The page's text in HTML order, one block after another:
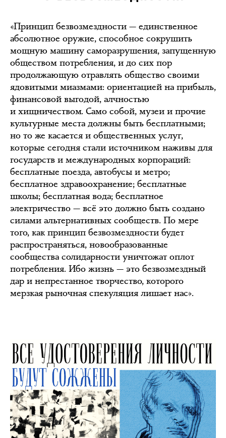
«Принцип безвозмездности — единственное
абсолютное оружие, способное сокрушить
мощную машину саморазрушения, запущенную
обществом потребления, и до сих пор
продолжающую отравлять общество своими
ядовитыми миазмами: ориентацией на прибыль,
финансовой выгодой, алчностью
и хищничеством. Само собой, музеи и прочие
культурные места должны быть бесплатными;
но то же касается и общественных услуг,
которые сегодня стали источником наживы для
государств и международных корпораций:
бесплатные поезда, автобусы и метро;
бесплатное здравоохранение; бесплатные
школы; бесплатная вода; бесплатное
электричество — всё это должно быть создано
силами альтернативных сообществ. По мере
того, как принцип безвозмездности будет
распространяться, новообразованные
сообщества солидарности уничтожат оплот
потребления. Ибо жизнь — это безвозмездный
дар и непрестанное творчество, которого
мерзкая рыночная спекуляция лишает нас».